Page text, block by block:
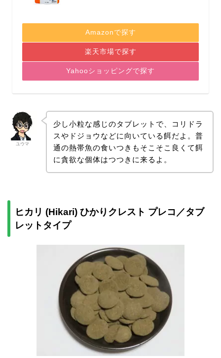
Amazonで探す
楽天市場で探す
Yahooショッピングで探す
ユウマ
少し小粒な感じのタブレットで、コリドラ
スやドジョウなどに向いている餌だよ。普
通の熱帯魚の食いつきもそこそこ良くて餌
に貪欲な個体はつつきに来るよ。
ヒカリ (Hikari) ひかりクレスト プレコ／タブ
レットタイプ